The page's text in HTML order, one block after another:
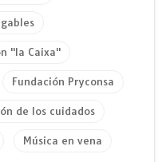
"la Caixa"
Fundación Pryconsa
de los cuidados
Música en vena